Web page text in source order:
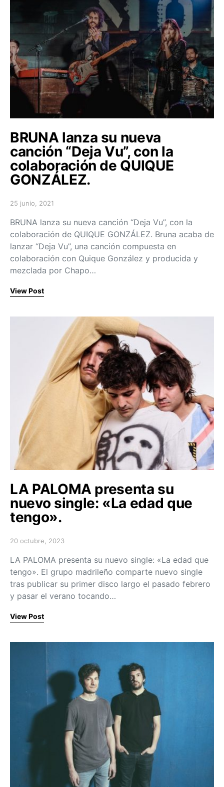
BRUNA lanza su nueva
canción “Deja Vu”, con la
colaboración de QUIQUE
GONZÁLEZ.
Posted on
25 junio, 2021
BRUNA lanza su nueva canción “Deja Vu”, con la
colaboración de QUIQUE GONZÁLEZ. Bruna acaba de
lanzar “Deja Vu”, una canción compuesta en
colaboración con Quique González y producida y
mezclada por Chapo…
View Post
LA PALOMA presenta su
nuevo single: «La edad que
tengo».
Posted on
20 octubre, 2023
LA PALOMA presenta su nuevo single: «La edad que
tengo». El grupo madrileño comparte nuevo single
tras publicar su primer disco largo el pasado febrero
y pasar el verano tocando…
View Post